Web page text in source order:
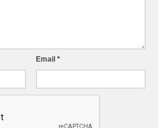
Email *